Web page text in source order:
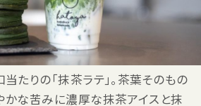
たりの「抹茶ラテ」。茶葉そのもの
な苦みに濃厚な抹茶アイスと抹